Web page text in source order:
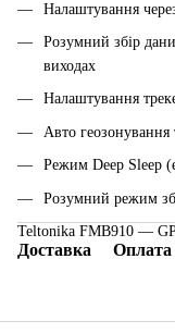
Налаштування
Розумний збір
виходах
Налаштування
Авто геозонування
Режим Deep Sleep
Розумний режим
Teltonika FMB910 —
Доставка Оплата